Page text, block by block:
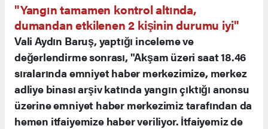
"Yangın tamamen kontrol altında,
dumandan etkilenen 2 kişinin durumu iyi"
Vali Aydın Baruş, yaptığı inceleme ve
değerlendirme sonrası, "Akşam üzeri saat 18.46
sıralarında emniyet haber merkezimize, merkez
adliye binası arşiv katında yangın çıktığı anonsu
üzerine emniyet haber merkezimiz tarafından da
hemen itfaiyemize haber veriliyor. İtfaiyemiz de